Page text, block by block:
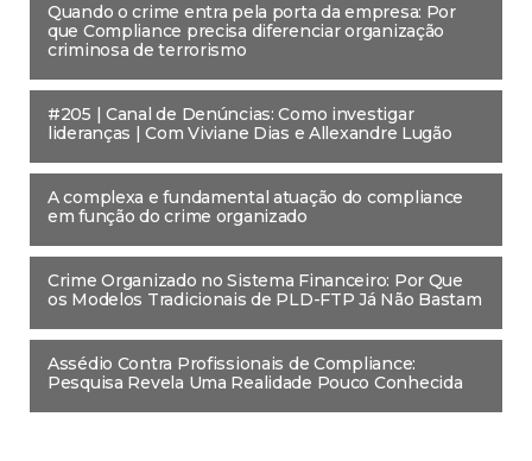
Quando o crime entra pela porta da empresa: Por
que Compliance precisa diferenciar organização
criminosa de terrorismo
#205 | Canal de Denúncias: Como investigar
lideranças | Com Viviane Dias e Allexandre Lugão
A complexa e fundamental atuação do compliance
em função do crime organizado
Crime Organizado no Sistema Financeiro: Por Que
os Modelos Tradicionais de PLD-FTP Já Não Bastam
Assédio Contra Profissionais de Compliance:
Pesquisa Revela Uma Realidade Pouco Conhecida